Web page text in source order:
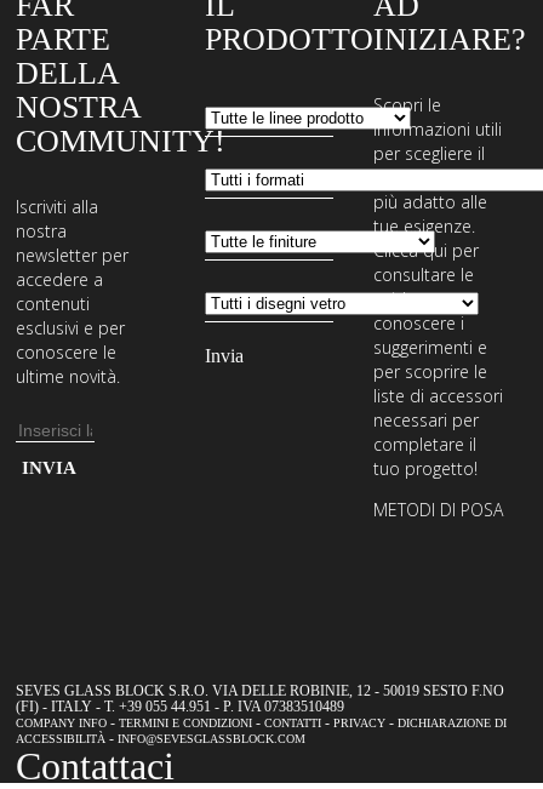
PARTE
DELLA
NOSTRA
COMMUNITY!
Iscriviti alla
nostra
newsletter per
accedere a
contenuti
esclusivi e per
conoscere le
ultime novità.
Indirizzo
email
Inserisci
alla
nostra
newsletter
PRODOTTOINIZIARE?
Scopri le
informazioni utili
per scegliere il
più adatto alle
tue esigenze.
Clicca qui per
consultare le
guide,
conoscere i
suggerimenti e
per scoprire le
liste di accessori
necessari per
completare il
tuo progetto!
METODI DI POSA
SEVES GLASS BLOCK S.R.O. VIA DELLE ROBINIE, 12 - 50019 SESTO F.NO
(FI) - ITALY - T. +39 055 44.951 - P. IVA 07383510489
COMPANY INFO -TERMINI E CONDIZIONI -CONTATTI -PRIVACY -DICHIARAZIONE DI
ACCESSIBILITÀ -INFO@SEVESGLASSBLOCK.COM
Contattaci